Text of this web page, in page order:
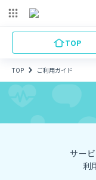
TOP
TOP ご利用ガイド
サー
利